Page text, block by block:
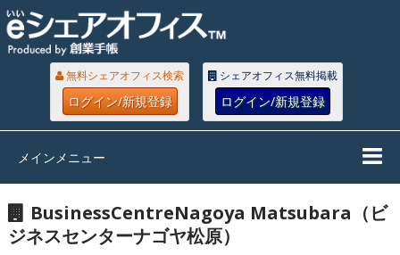
無料シェアオフィス検索
ログイン/新規登録
シェアオフィス無料掲載
ログイン/新規登録
メインメニュー
BusinessCentreNagoya Matsubara（ビ
ジネスセンターナゴヤ松原）